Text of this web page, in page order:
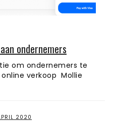
ondernemers
om ondernemers te
verkoop Mollie
2020